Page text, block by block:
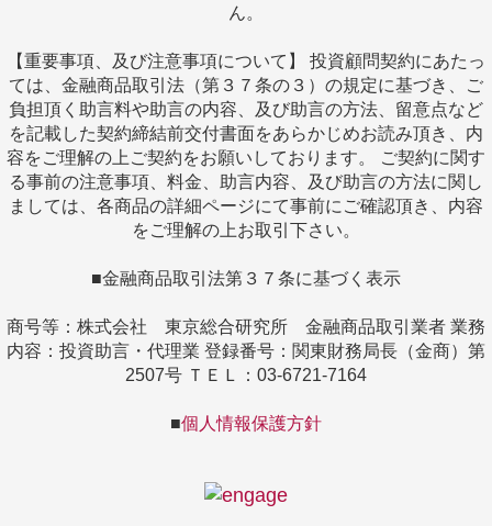
ん。
【重要事項、及び注意事項について】 投資顧問契約にあたっ
ては、金融商品取引法（第３７条の３）の規定に基づき、ご
負担頂く助言料や助言の内容、及び助言の方法、留意点など
を記載した契約締結前交付書面をあらかじめお読み頂き、内
容をご理解の上ご契約をお願いしております。 ご契約に関す
る事前の注意事項、料金、助言内容、及び助言の方法に関し
ましては、各商品の詳細ページにて事前にご確認頂き、内容
をご理解の上お取引下さい。
■金融商品取引法第３７条に基づく表示
商号等：株式会社 東京総合研究所 金融商品取引業者 業務
内容：投資助言・代理業 登録番号：関東財務局長（金商）第
2507号 ＴＥＬ：03-6721-7164
■個人情報保護方針